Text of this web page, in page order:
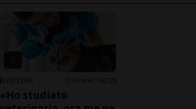
SVIZZERA 19 ore 10 35
«Ho studiato